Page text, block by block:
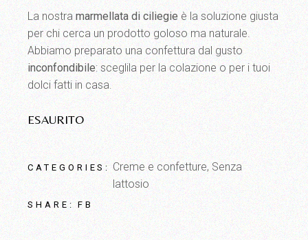
La nostramarmellata di ciliegie è la soluzione giusta
per chi cerca un prodotto goloso ma naturale.
Abbiamo preparato una confettura dal gusto
inconfondibile: sceglila per la colazione o per i tuoi
dolci fatti in casa.
ESAURITO
CATEGORIES: Creme e confetture, Senza
lattosio
SHARE: FB